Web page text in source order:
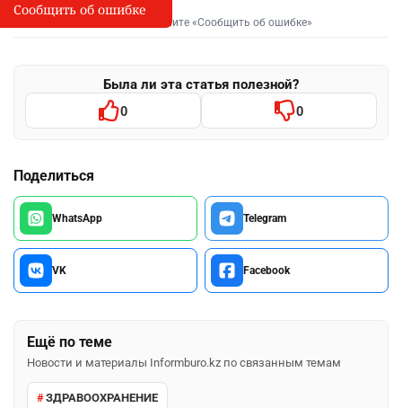
I
Сообщить об опечатке
Выделите фрагмент и нажмите «Сообщить об ошибке»
Была ли эта статья полезной?
0 0
Поделиться
WhatsApp Telegram
VK Facebook
Ещё по теме
Новости и материалы Informburo.kz по связанным темам
ЗДРАВООХРАНЕНИЕ
Сообщить об ошибке